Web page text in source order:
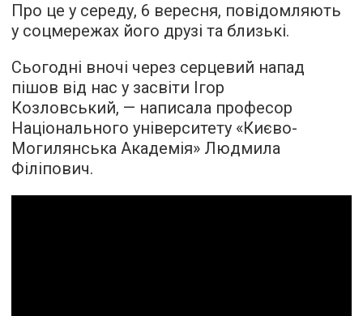
Про це у середу, 6 вересня, повідомляють
у соцмережах його друзі та близькі.
Сьогодні вночі через серцевий напад
пішов від нас у засвіти Ігор
Козловський, — написала професор
Національного університету «Києво-
Могилянська Академія» Людмила
Філіпович.